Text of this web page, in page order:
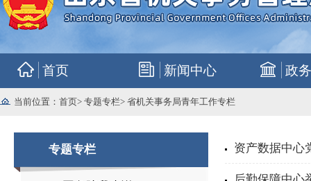
首页 新闻中心 政
当前位置： 首页> 专题专栏> 省机关事务局青年工作专栏
专题专栏 资产数据中心